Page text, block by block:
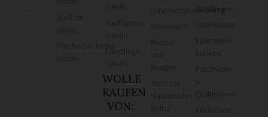
Stofftier
Patchworkdecke
häkeln
Topflappen
häkeln
Fäustlinge
häkeln
WOLLE
KAUFEN
VON:
Datenschutzerklärung
Kultur
Wolllexikon
Sticklexikon
Makramee-
Lexikon
Patchwork-
&
Quiltlexikon